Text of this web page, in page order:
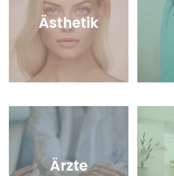
Ästhetik
Ärzte